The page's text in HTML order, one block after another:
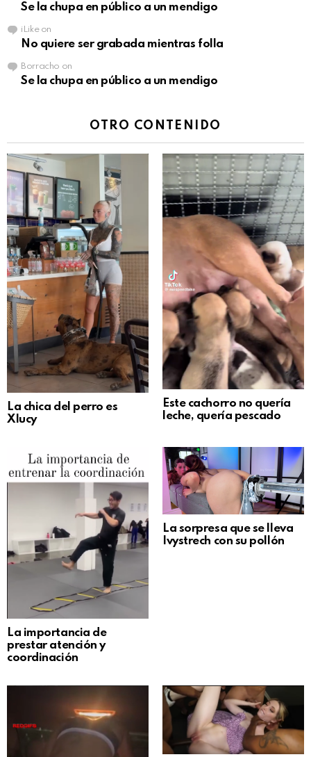
Se la chupa en público a un mendigo
iLikeon
No quiere ser grabada mientras folla
Borracho on
Se la chupa en público a un mendigo
OTRO CONTENIDO
La chica del perro es
Xlucy
Este cachorro no quería
leche, quería pescado
La importancia de
prestar atención y
coordinación
La sorpresa que se lleva
Ivystrech con su pollón